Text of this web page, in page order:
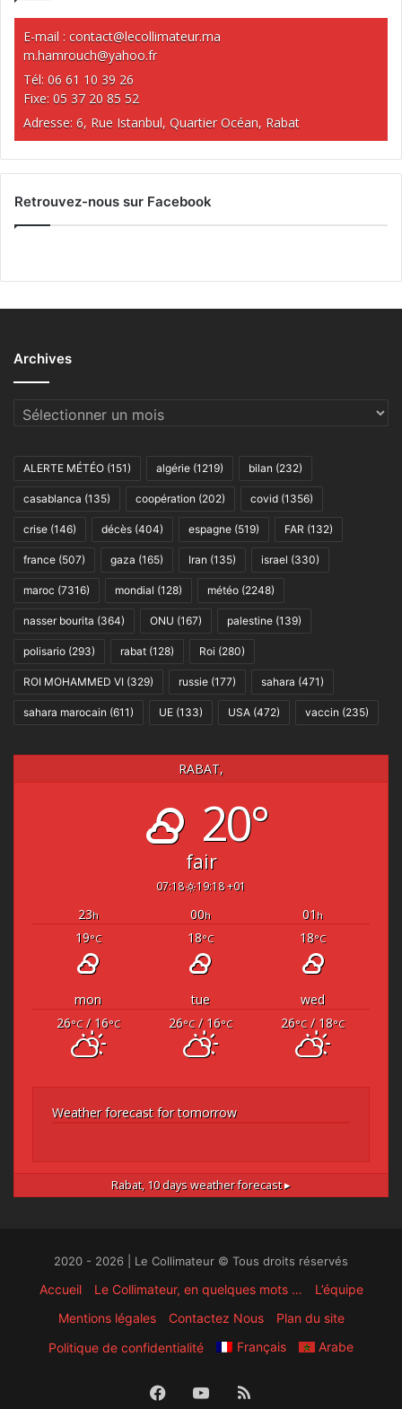
E-mail : contact@lecollimateur.ma
m.hamrouch@yahoo.fr
Tél: 06 61 10 39 26
Fixe: 05 37 20 85 52
Adresse: 6, Rue Istanbul, Quartier Océan, Rabat
Retrouvez-nous sur Facebook
Archives
Archives
ALERTE MÉTÉO (151) algérie (1219) bilan (232)
casablanca (135) coopération (202) covid (1356)
crise (146) décès (404) espagne (519) FAR (132)
france (507) gaza (165) Iran (135) israel (330)
maroc (7316) mondial (128) météo (2248)
nasser bourita (364) ONU (167) palestine (139)
polisario (293) rabat (128) Roi (280)
ROI MOHAMMED VI (329) russie (177) sahara (471)
sahara marocain (611) UE (133) USA (472) vaccin (235)
RABAT,
20°
fair
07:18 19:18 +01
23h 00h 01 h
19°C 18°C 18°C
mon tue
wed
26°C/ 16°C 26°C/ 16°C 26°C/ 18°C
Weather forecast for tomorrow
Rabat, 10 days weather forecast ▸
2020 - 2026 | Le Collimateur © Tous droits réservés
Accueil Le Collimateur, en quelques mots …
L’équipe
Mentions légales
Contactez Nous
Plan du site
Politique de confidentialité
Français Arabe
FacebookYouTube